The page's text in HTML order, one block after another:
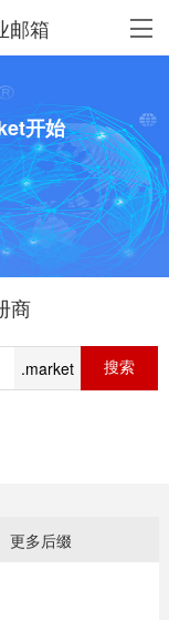
邮箱
开始
商
.market
更多后缀